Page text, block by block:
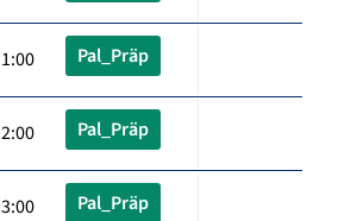
Pal_Präp
Pal_Präp
Pal_Präp